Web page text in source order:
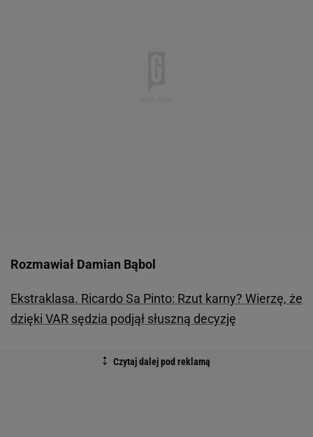
Rozmawiał Damian Bąbol
Ekstraklasa. Ricardo Sa Pinto: Rzut karny? Wierzę, że
dzięki VAR sędzia podjął słuszną decyzję